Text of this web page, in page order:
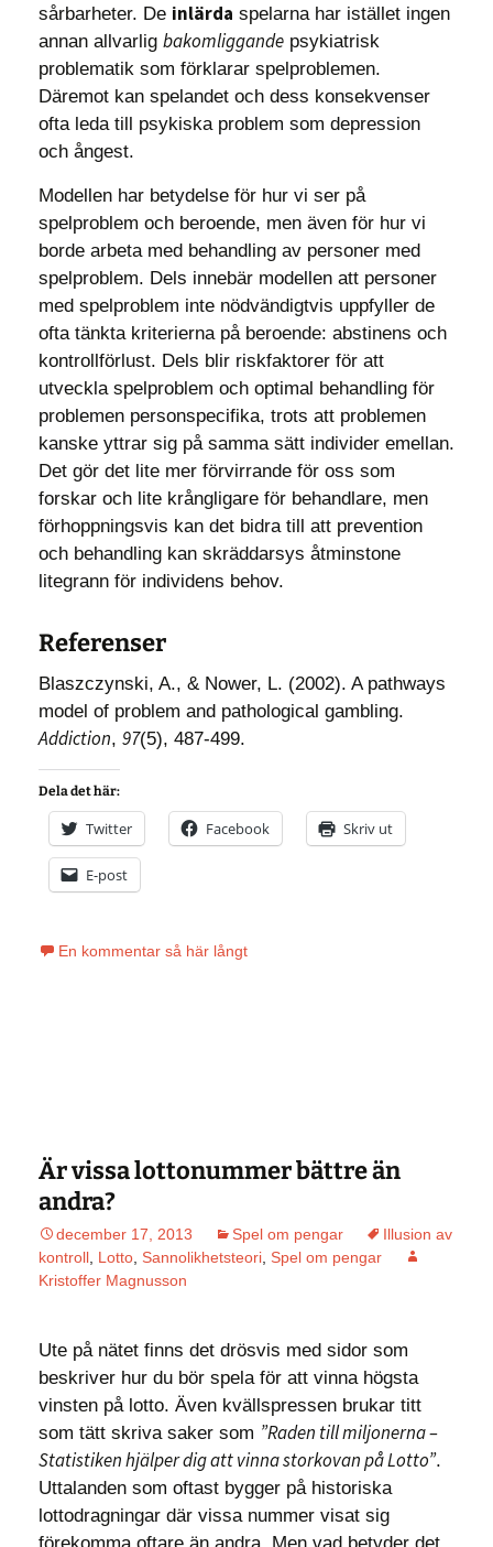
sårbarheter. De inlärda spelarna har istället ingen
annan allvarlig bakomliggande psykiatrisk
problematik som förklarar spelproblemen.
Däremot kan spelandet och dess konsekvenser
ofta leda till psykiska problem som depression
och ångest.
Modellen har betydelse för hur vi ser på
spelproblem och beroende, men även för hur vi
borde arbeta med behandling av personer med
spelproblem. Dels innebär modellen att personer
med spelproblem inte nödvändigtvis uppfyller de
ofta tänkta kriterierna på beroende: abstinens och
kontrollförlust. Dels blir riskfaktorer för att
utveckla spelproblem och optimal behandling för
problemen personspecifika, trots att problemen
kanske yttrar sig på samma sätt individer emellan.
Det gör det lite mer förvirrande för oss som
forskar och lite krångligare för behandlare, men
förhoppningsvis kan det bidra till att prevention
och behandling kan skräddarsys åtminstone
litegrann för individens behov.
Referenser
Blaszczynski, A., & Nower, L. (2002). A pathways
model of problem and pathological gambling.
Addiction, 97(5), 487-499.
Dela det här:
Twitter Facebook Skriv ut
E-post
En kommentar så här långt
Är vissa lottonummer bättre än
andra?
december 17, 2013 Spel om pengar
Illusion av
kontroll Lotto Sannolikhetsteori Spel om pengar
Kristoffer Magnusson
Ute på nätet finns det drösvis med sidor som
beskriver hur du bör spela för att vinna högsta
vinsten på lotto. Även kvällspressen brukar titt
som tätt skriva saker som ”Raden till miljonerna –
Statistiken hjälper dig att vinna storkovan på Lotto”.
Uttalanden som oftast bygger på historiska
lottodragningar där vissa nummer visat sig